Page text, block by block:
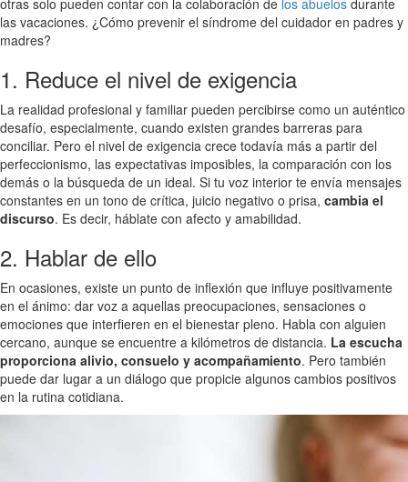
las vacaciones. ¿Cómo prevenir el síndrome del cuidador en padres y
madres?
1. Reduce el nivel de exigencia
La realidad profesional y familiar pueden percibirse como un auténtico
desafío, especialmente, cuando existen grandes barreras para
conciliar. Pero el nivel de exigencia crece todavía más a partir del
perfeccionismo, las expectativas imposibles, la comparación con los
demás o la búsqueda de un ideal. Si tu voz interior te envía mensajes
constantes en un tono de crítica, juicio negativo o prisa, cambia el
discurso. Es decir, háblate con afecto y amabilidad.
2. Hablar de ello
En ocasiones, existe un punto de inflexión que influye positivamente
en el ánimo: dar voz a aquellas preocupaciones, sensaciones o
emociones que interfieren en el bienestar pleno. Habla con alguien
cercano, aunque se encuentre a kilómetros de distancia. La escucha
proporciona alivio, consuelo y acompañamiento. Pero también
puede dar lugar a un diálogo que propicie algunos cambios positivos
en la rutina cotidiana.